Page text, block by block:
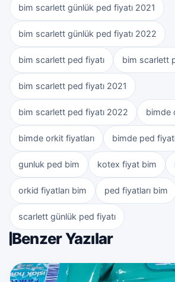
bim scarlett günlük ped fiyatı 2021
bim scarlett günlük ped fiyatı 2022
bim scarlett ped fiyatı bim scarlett
bim scarlett ped fiyatı 2021
bim scarlett ped fiyatı 2022 bimde
bimde orkit fiyatları bimde ped
gunluk ped bim kotex fiyat bim
orkid fiyatları bim ped fiyatları bim
scarlett günlük ped fiyatı
Benzer Yazılar